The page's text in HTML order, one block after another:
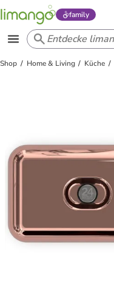
family
Shop Home & Living Küche